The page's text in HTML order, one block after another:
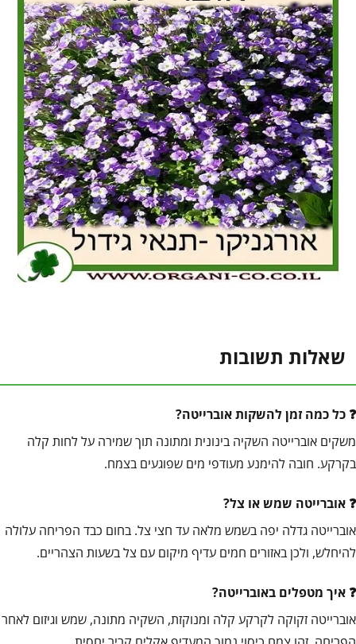
שאלות תשובות
כל כמה זמן להשקות אוברייטה?
משקים אוברייטה השקיה בינונית ומתונה תוך שמירה על לחות קלה
בקרקע. חובה להימנע מעודפי מים שפוגעים בצמח.
אוברייטה שמש או צל?
אוברייטה גדלה יפה בשמש מלאה עד חצי צל. בחום כבד הפריחה עלולה
להיחלש, ולכן באזורים חמים עדיף מיקום עם צל בשעות הצהריים.
איך מטפלים באוברייטה?
אוברייטה זקוקה לקרקע קלה ומנוקזת, השקיה מתונה, שמש וגיזום לאחר